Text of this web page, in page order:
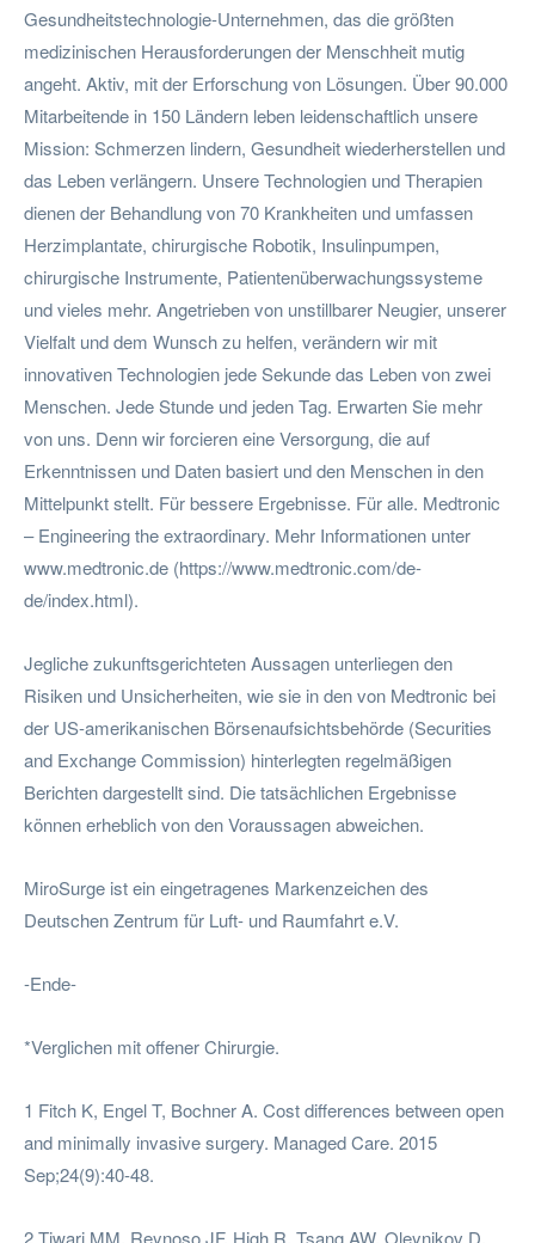
Gesundheitstechnologie-Unternehmen, das die größten
medizinischen Herausforderungen der Menschheit mutig
angeht. Aktiv, mit der Erforschung von Lösungen. Über 90.000
Mitarbeitende in 150 Ländern leben leidenschaftlich unsere
Mission: Schmerzen lindern, Gesundheit wiederherstellen und
das Leben verlängern. Unsere Technologien und Therapien
dienen der Behandlung von 70 Krankheiten und umfassen
Herzimplantate, chirurgische Robotik, Insulinpumpen,
chirurgische Instrumente, Patientenüberwachungssysteme
und vieles mehr. Angetrieben von unstillbarer Neugier, unserer
Vielfalt und dem Wunsch zu helfen, verändern wir mit
innovativen Technologien jede Sekunde das Leben von zwei
Menschen. Jede Stunde und jeden Tag. Erwarten Sie mehr
von uns. Denn wir forcieren eine Versorgung, die auf
Erkenntnissen und Daten basiert und den Menschen in den
Mittelpunkt stellt. Für bessere Ergebnisse. Für alle. Medtronic
– Engineering the extraordinary. Mehr Informationen unter
www.medtronic.de (https://www.medtronic.com/de-
de/index.html).
Jegliche zukunftsgerichteten Aussagen unterliegen den
Risiken und Unsicherheiten, wie sie in den von Medtronic bei
der US-amerikanischen Börsenaufsichtsbehörde (Securities
and Exchange Commission) hinterlegten regelmäßigen
Berichten dargestellt sind. Die tatsächlichen Ergebnisse
können erheblich von den Voraussagen abweichen.
MiroSurge ist ein eingetragenes Markenzeichen des
Deutschen Zentrum für Luft- und Raumfahrt e.V.
-Ende-
*Verglichen mit offener Chirurgie.
1 Fitch K, Engel T, Bochner A. Cost differences between open
and minimally invasive surgery. Managed Care. 2015
Sep;24(9):40-48.
2 Tiwari MM, Reynoso JF, High R, Tsang AW, Oleynikov D.